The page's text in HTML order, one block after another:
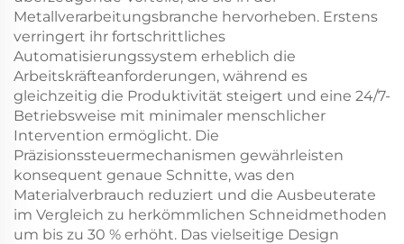
Metallverarbeitungsbranche hervorheben. Erstens
verringert ihr fortschrittliches
Automatisierungssystem erheblich die
Arbeitskräfteanforderungen, während es
gleichzeitig die Produktivität steigert und eine 24/7-
Betriebsweise mit minimaler menschlicher
Intervention ermöglicht. Die
Präzisionssteuermechanismen gewährleisten
konsequent genaue Schnitte, was den
Materialverbrauch reduziert und die Ausbeuterate
im Vergleich zu herkömmlichen Schneidmethoden
um bis zu 30 % erhöht. Das vielseitige Design